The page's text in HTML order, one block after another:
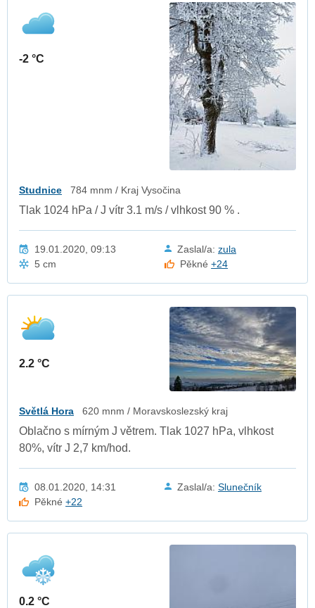
-2 °C
Studnice 784 mnm / Kraj Vysočina
Tlak 1024 hPa / J vítr 3.1 m/s / vlhkost 90 % .
19.01.2020, 09:13 Zaslal/a: zula
5 cm
Pěkné+24
2.2 °C
Světlá Hora 620 mnm / Moravskoslezský kraj
Oblačno s mírným J větrem. Tlak 1027 hPa, vlhkost
80%, vítr J 2,7 km/hod.
08.01.2020, 14:31 Zaslal/a: Slunečník
Pěkné+22
0.2 °C